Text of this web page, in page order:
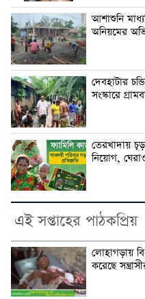
আশাশুনি
অনিয়মের
দেবহাটার
সংস্কারে
তেরখাদায়
নিয়োগ,
এই সপ্তাহের পাঠকপ্রিয়
লোহাগড়ায়
করেছে